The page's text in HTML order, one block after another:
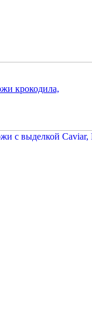
крокодила,